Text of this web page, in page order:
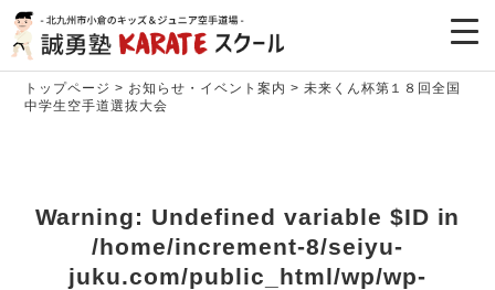
トップページ > お知らせ・イベント案内 > 未来くん杯第１８回全国
中学生空手道選抜大会
Warning: Undefined variable $ID in
/home/increment-8/seiyu-
juku.com/public_html/wp/wp-